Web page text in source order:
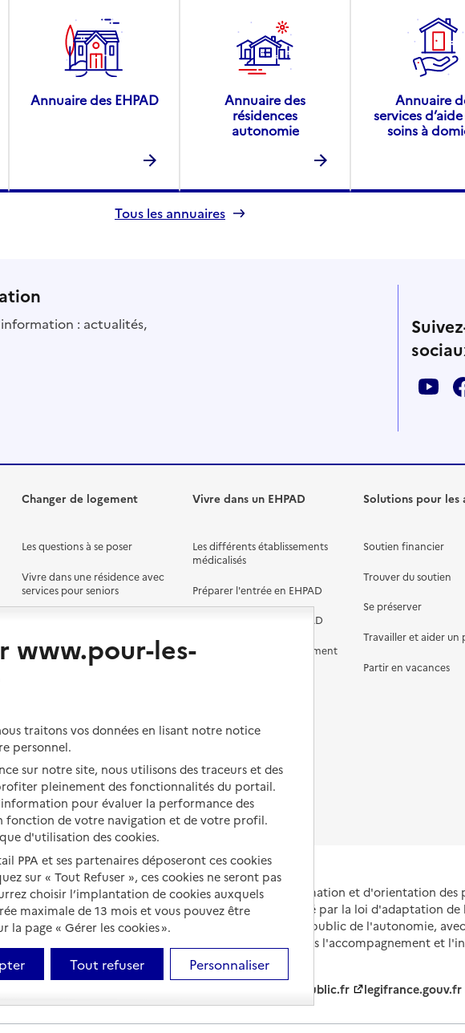
Annuaire des EHPAD
Annuaire des
résidences
autonomie
Annuaire
services
soins à
Tous les annuaires
: actualités,
Changer de logement
Les questions à se poser
Vivre dans une résidence avec
services pour seniors
Vivre en accueil familial
Vivre dans un EHPAD
Les différents établissements
médicalisés
Préparer l'entrée en EHPAD
Aides financières en EHPAD
Prévention, accompagnement
Droits en EHPAD
Fin de vie en EHPAD
Solutions pour les
Soutien financier
Trouver du soutien
Se préserver
Travailler et aider un
Partir en vacances
Portail national d'information et d'orientation des
et de leurs proches, créé par la loi d'adaptation
et animé par le Service public de l'autonomie,
partenaires engagés dans l'accompagnement et
leurs aidants.
service-public.fr legifrance.gouv.fr
www.pour-les-
traitons vos données en lisant notre notice
personnel.
sur notre site, nous utilisons des traceurs et des
pleinement des fonctionnalités du portail.
pour évaluer la performance des
fonction de votre navigation et de votre profil.
d'utilisation des cookies.
PPA et ses partenaires déposeront ces cookies
sur « Tout Refuser », ces cookies ne seront pas
choisir l’implantation de cookies auxquels
maximale de 13 mois et vous pouvez être
page « Gérer les cookies ».
Tout refuser Personnaliser